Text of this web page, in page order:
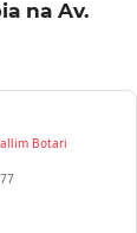
na Av.
Botari